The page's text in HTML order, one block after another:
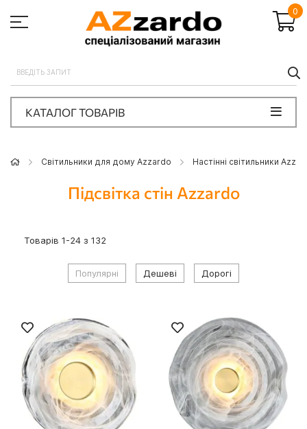
0
КАТАЛОГ ТОВАРІВ
Світильники для дому Azzardo Настінні світильники
Підсвітка стін Azzardo
Товарів 1-24 з 132
Популярні Дешеві Дорогі